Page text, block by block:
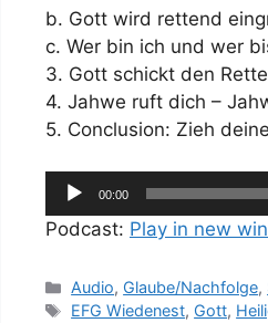
b. Gott wird rettend
c. Wer bin ich und wer
3. Gott schickt den
4. Jahwe ruft dich –
5. Conclusion: Zieh
Audio-
Player
00:00
Podcast: Play in new
Kategorien
Audio, Glaube/Nachfolge,
Schlagwörter
EFG Wiedenest, Gott,